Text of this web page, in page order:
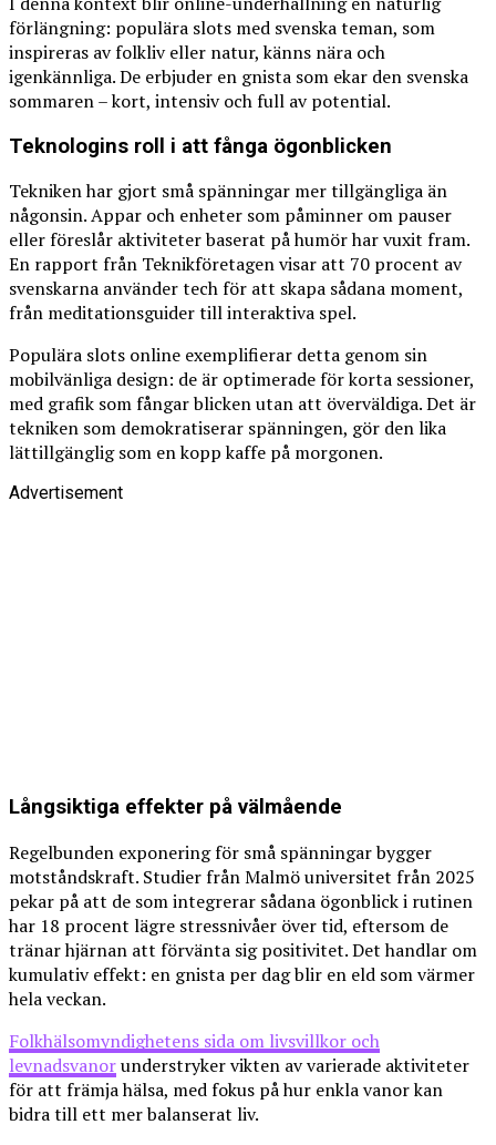
förlängning: populära slots med svenska teman, som
inspireras av folkliv eller natur, känns nära och
igenkännliga. De erbjuder en gnista som ekar den svenska
sommaren – kort, intensiv och full av potential.
Teknologins roll i att fånga ögonblicken
Tekniken har gjort små spänningar mer tillgängliga än
någonsin. Appar och enheter som påminner om pauser
eller föreslår aktiviteter baserat på humör har vuxit fram.
En rapport från Teknikföretagen visar att 70 procent av
svenskarna använder tech för att skapa sådana moment,
från meditationsguider till interaktiva spel.
Populära slots online exemplifierar detta genom sin
mobilvänliga design: de är optimerade för korta sessioner,
med grafik som fångar blicken utan att överväldiga. Det är
tekniken som demokratiserar spänningen, gör den lika
lättillgänglig som en kopp kaffe på morgonen.
Advertisement
Långsiktiga effekter på välmående
Regelbunden exponering för små spänningar bygger
motståndskraft. Studier från Malmö universitet från 2025
pekar på att de som integrerar sådana ögonblick i rutinen
har 18 procent lägre stressnivåer över tid, eftersom de
tränar hjärnan att förvänta sig positivitet. Det handlar om
kumulativ effekt: en gnista per dag blir en eld som värmer
hela veckan.
Folkhälsomyndighetens sida om livsvillkor och
levnadsvanorunderstryker vikten av varierade aktiviteter
för att främja hälsa, med fokus på hur enkla vanor kan
bidra till ett mer balanserat liv.